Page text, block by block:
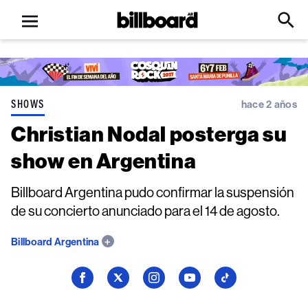
Open
menu
Billboard
Click
Input
SHOWS hace 2 años
Christian Nodal posterga su
show en Argentina
Billboard Argentina pudo confirmar la suspensión
de su concierto anunciado para el 14 de agosto.
Billboard Argentina
Seguí
Seguí
Seguí
Seguí
Seguí